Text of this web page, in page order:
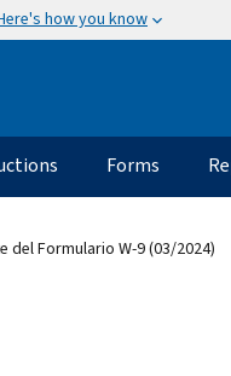
how you know
Forms
Formulario W-9 (03/2024)